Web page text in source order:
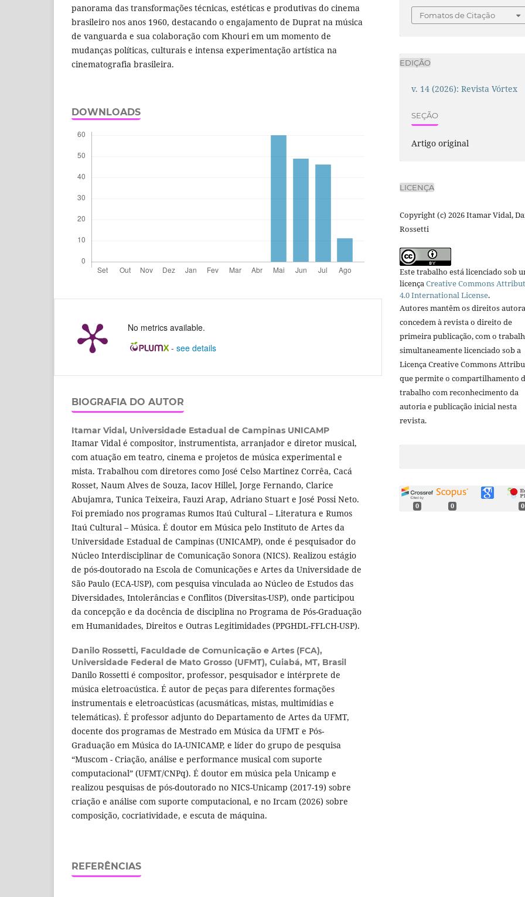
panorama das transformações técnicas, estéticas e produtivas do cinema
brasileiro nos anos 1960, destacando o engajamento de Duprat na música
de vanguarda e sua colaboração com Khouri em um momento de
mudanças políticas, culturais e intensa experimentação artística na
cinematografia brasileira.
DOWNLOADS
No metrics available.
- see details
BIOGRAFIA DO AUTOR
Itamar Vidal, Universidade Estadual de Campinas UNICAMP
Itamar Vidal é compositor, instrumentista, arranjador e diretor musical,
com atuação em teatro, cinema e projetos de música experimental e
mista. Trabalhou com diretores como José Celso Martinez Corrêa, Cacá
Rosset, Naum Alves de Souza, Iacov Hillel, Jorge Fernando, Clarice
Abujamra, Tunica Teixeira, Fauzi Arap, Adriano Stuart e José Possi Neto.
Foi premiado nos programas Rumos Itaú Cultural – Literatura e Rumos
Itaú Cultural – Música. É doutor em Música pelo Instituto de Artes da
Universidade Estadual de Campinas (UNICAMP), onde é pesquisador do
Núcleo Interdisciplinar de Comunicação Sonora (NICS). Realizou estágio
de pós-doutorado na Escola de Comunicações e Artes da Universidade de
São Paulo (ECA-USP), com pesquisa vinculada ao Núcleo de Estudos das
Diversidades, Intolerâncias e Conflitos (Diversitas-USP), onde participou
da concepção e da docência de disciplina no Programa de Pós-Graduação
em Humanidades, Direitos e Outras Legitimidades (PPGHDL-FFLCH-USP).
Danilo Rossetti, Faculdade de Comunicação e Artes (FCA),
Universidade Federal de Mato Grosso (UFMT), Cuiabá, MT, Brasil
Danilo Rossetti é compositor, professor, pesquisador e intérprete de
música eletroacústica. É autor de peças para diferentes formações
instrumentais e eletroacústicas (acusmáticas, mistas, multimídias e
telemáticas). É professor adjunto do Departamento de Artes da UFMT,
docente dos programas de Mestrado em Música da UFMT e Pós-
Graduação em Música do IA-UNICAMP, e líder do grupo de pesquisa
“Muscom - Criação, análise e performance musical com suporte
computacional” (UFMT/CNPq). É doutor em música pela Unicamp e
realizou pesquisas de pós-doutorado no NICS-Unicamp (2017-19) sobre
criação e análise com suporte computacional, e no Ircam (2026) sobre
composição, cocriatividade, e escuta de máquina.
REFERÊNCIAS
Fomatos de Citação
EDIÇÃO
v. 14 (2026): Revista Vórtex
SEÇÃO
Artigo original
LICENÇA
Copyright (c) 2026 Itamar Vidal,
Rossetti
Este trabalho está licenciado sob
licença Creative Commons
4.0 International License.
Autores mantêm os direitos
concedem à revista o direito de
primeira publicação, com o
simultaneamente licenciado sob a
Licença Creative Commons
que permite o compartilhamento
trabalho com reconhecimento da
autoria e publicação inicial nesta
revista.
0 0 0